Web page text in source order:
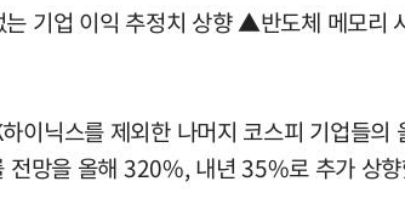
기업 이익 추정치 상향 ▲반도체 메모
이닉스를 제외한 나머지 코스피 기업들
전망을 올해 320%, 내년 35%로 추가 상